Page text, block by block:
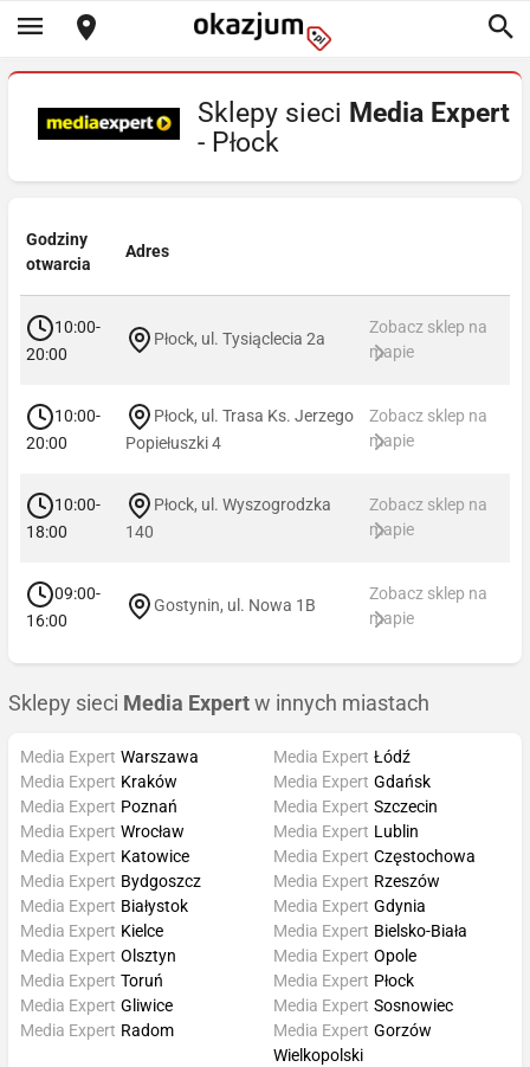
Sklepy sieci Media Expert
- Płock
Godziny
otwarcia
Adres
10:00-
20:00
Płock, ul. Tysiąclecia 2a
Zobacz sklep na
mapie
10:00-
20:00
Płock, ul. Trasa Ks. Jerzego
Popiełuszki 4
Zobacz sklep na
mapie
10:00-
18:00
Płock, ul. Wyszogrodzka
140
Zobacz sklep na
mapie
09:00-
16:00
Gostynin, ul. Nowa 1B
Zobacz sklep na
mapie
Sklepy sieci Media Expert w innych miastach
Media Expert Warszawa
Media Expert Kraków
Media Expert Poznań
Media Expert Wrocław
Media Expert Łódź
Media Expert Gdańsk
Media Expert Szczecin
Media Expert Lublin
Media Expert Katowice
Media Expert Bydgoszcz
Media Expert Białystok
Media Expert Kielce
Media Expert Częstochowa
Media Expert Rzeszów
Media Expert Gdynia
Media Expert Bielsko-Biała
Media Expert Olsztyn
Media Expert Toruń
Media Expert Gliwice
Media Expert Radom
Media Expert Opole
Media Expert Płock
Media Expert Sosnowiec
Media Expert Gorzów
Wielkopolski